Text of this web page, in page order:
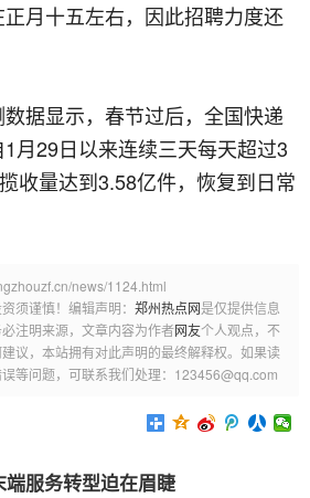
月十五左右，因此招聘力度还
据显示，春节过后，全国快递
月29日以来连续三天每天超过3
收量达到3.58亿件，恢复到日常
news/1124.html
须谨慎！编辑声明： 郑州热点网是仅提供信息
注明来源，文章内容为作者网友个人观点，不
议，本站拥有对此声明的最终解释权。如果读
等问题，可联系我们处理：123456@qq.com
端服务转型迫在眉睫